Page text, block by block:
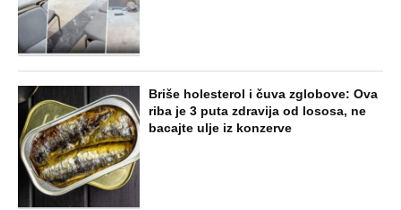
Briše holesterol i čuva zglobove: Ova
riba je 3 puta zdravija od lososa, ne
bacajte ulje iz konzerve